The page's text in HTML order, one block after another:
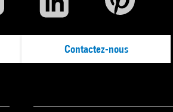
Contactez-nous